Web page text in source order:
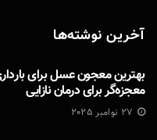
آخرین نوشته‌ها
بهترین معجون عسل برای
معجزه‌گر برای درمان نازایی
27 نوامبر 2025